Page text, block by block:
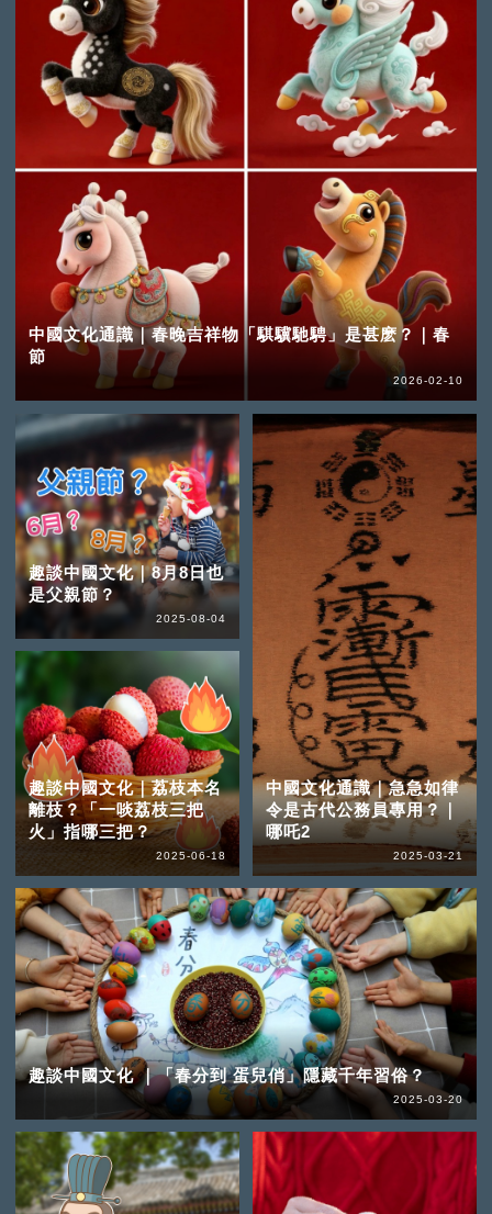
中國文化通識｜春晚吉祥物「騏驥馳騁」是甚麽？｜春
節
2026-02-10
趣談中國文化｜8月8日也
是父親節？
2025-08-04
趣談中國文化｜荔枝本名
離枝？「一啖荔枝三把
火」指哪三把？
2025-06-18
中國文化通識｜急急如律
令是古代公務員專用？｜
哪吒2
2025-03-21
趣談中國文化 ｜「春分到 蛋兒俏」隱藏千年習俗？
2025-03-20